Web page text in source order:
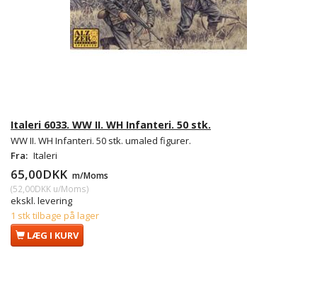
Italeri 6033. WW II. WH Infanteri. 50 stk.
WW II. WH Infanteri. 50 stk. umaled figurer.
Fra: Italeri
65,00DKK m/Moms
(52,00DKK u/Moms)
ekskl. levering
1 stk tilbage på lager
LÆG I KURV